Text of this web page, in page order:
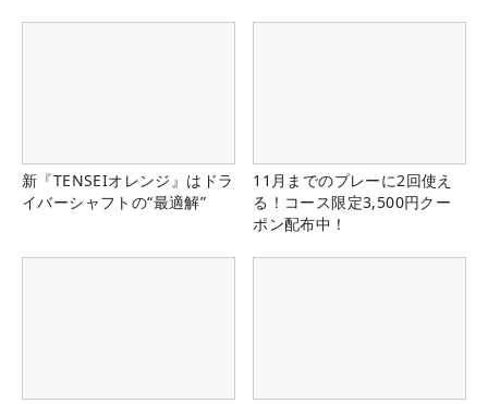
新『TENSEIオレンジ』はドラ
イバーシャフトの“最適解”
11月までのプレーに2回使え
る！コース限定3,500円クー
ポン配布中！